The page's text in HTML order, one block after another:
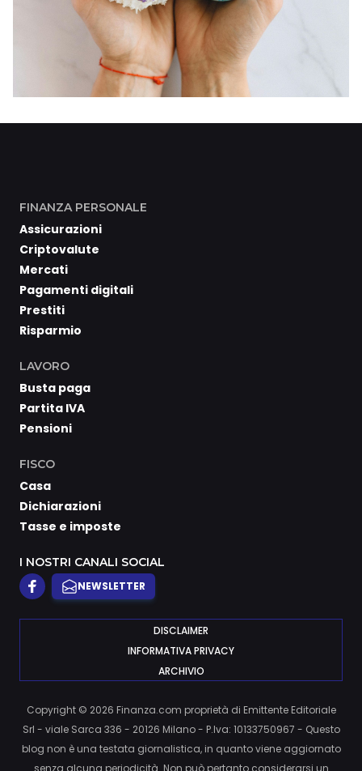
FINANZA PERSONALE
Assicurazioni
Criptovalute
Mercati
Pagamenti digitali
Prestiti
Risparmio
LAVORO
Busta paga
Partita IVA
Pensioni
FISCO
Casa
Dichiarazioni
Tasse e imposte
I NOSTRI CANALI SOCIAL
NEWSLETTER
DISCLAIMER
INFORMATIVA PRIVACY
ARCHIVIO
Copyright © 2026 Finanza.com proprietà di Emittente Editoriale
Srl - viale Sarca 336 - 20126 Milano - P.Iva: 10133750967 - Questo
blog non è una testata giornalistica, in quanto viene aggiornato
senza alcuna periodicità. Non può pertanto considerarsi un